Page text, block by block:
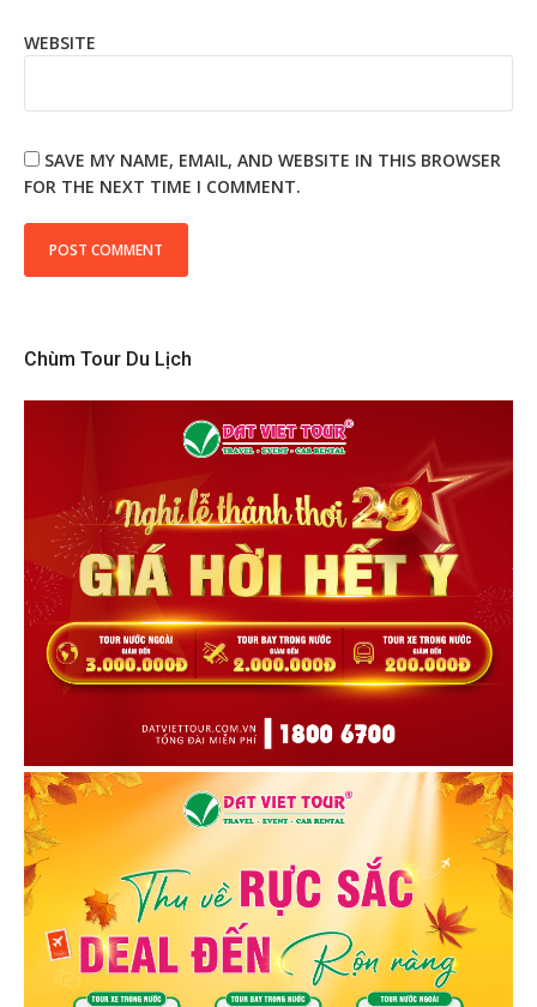
WEBSITE
SAVE MY NAME, EMAIL, AND WEBSITE IN THIS BROWSER
FOR THE NEXT TIME I COMMENT.
Chùm Tour Du Lịch